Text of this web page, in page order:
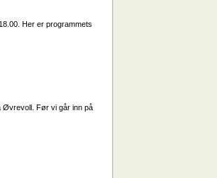
Her er programmets
Øvrevoll. Før vi går inn på